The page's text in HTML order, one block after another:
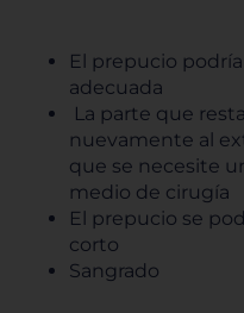
El prepucio
adecuada
La parte que
nuevamente al
que se necesite
medio de cirugía
El prepucio se
corto
Sangrado